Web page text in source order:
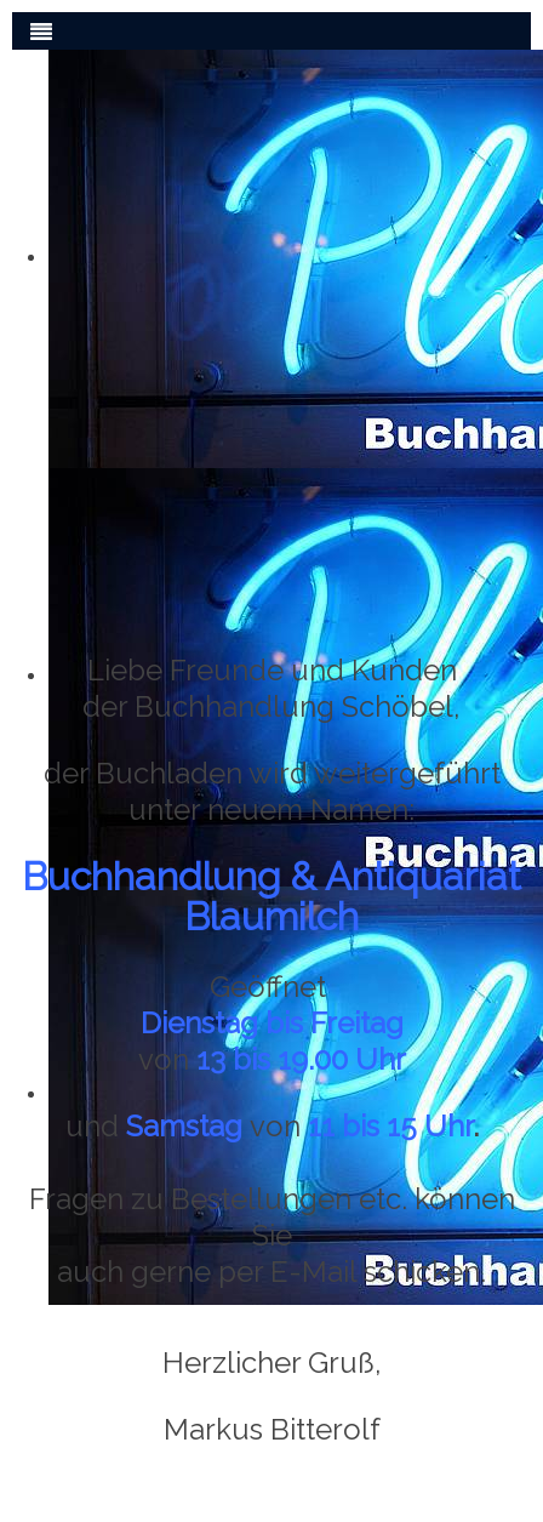
Liebe Freunde und Kunden
der Buchhandlung Schöbel,
der Buchladen wird weitergeführt
unter neuem Namen:
Buchhandlung & Antiquariat
Blaumilch
Geöffnet
Dienstag bis Freitag
von 13 bis 19.00 Uhr
und Samstag von 11 bis 15 Uhr.
Fragen zu Bestellungen etc. können
Sie
auch gerne per E-Mail schicken.
Herzlicher Gruß,
Markus Bitterolf